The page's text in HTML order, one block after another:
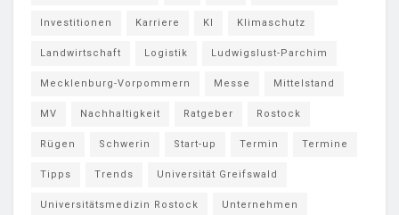
Investitionen Karriere KI Klimaschutz
Landwirtschaft Logistik Ludwigslust-Parchim
Mecklenburg-Vorpommern Messe Mittelstand
MV Nachhaltigkeit Ratgeber Rostock
Rügen Schwerin Start-up Termin Termine
Tipps Trends Universität Greifswald
Universitätsmedizin Rostock Unternehmen